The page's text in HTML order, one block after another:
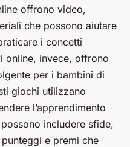
offrono video,
che possono aiutare
i concetti
online, invece, offrono
per i bambini di
giochi utilizzano
l’apprendimento
includere sfide,
e premi che